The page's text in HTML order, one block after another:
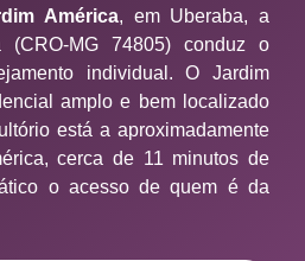
América, em Uberaba, a
(CRO-MG 74805) conduz o
individual. O Jardim
amplo e bem localizado
está a aproximadamente
cerca de 11 minutos de
o acesso de quem é da